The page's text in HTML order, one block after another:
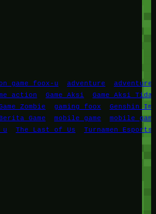
game foox-u adventure
adventure
action Game Aksi
Game Aksi Tidak
Zombie gaming foox
Genshin
Game
mobile game
mobile
u
The Last of Us Turnamen Esports